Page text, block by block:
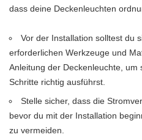
dass deine Deckenleuchten
Vor der Installation solltest du
erforderlichen Werkzeuge und
Anleitung der Deckenleuchte, um
Schritte richtig ausführst.
Stelle sicher, dass die
bevor du mit der Installation
zu vermeiden.